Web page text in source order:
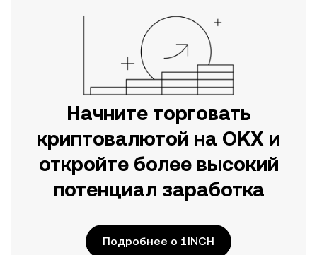
Начните торговать
криптовалютой на OKX и
откройте более высокий
потенциал заработка
Подробнее о 1INCH